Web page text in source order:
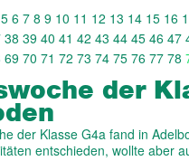
5 6 7 8 9 10 11 12 13 14 15 16
38 39 40 41 42 43 44 45 46 47
69 70 71 72 73 74 75 76 77 78
der
der Klasse G4a fand in
entschieden, wollte aber